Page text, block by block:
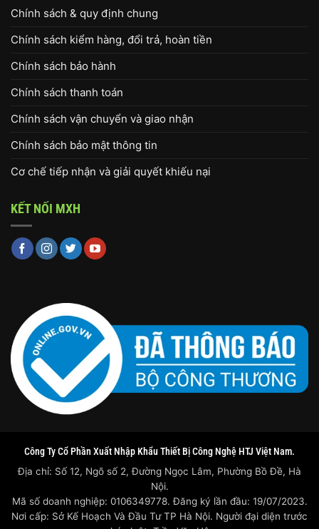
Chính sách & quy định chung
Chính sách kiểm hàng, đổi trả, hoàn tiền
Chính sách bảo hành
Chính sách thanh toán
Chính sách vận chuyển và giao nhận
Chính sách bảo mật thông tin
Cơ chế tiếp nhận và giải quyết khiếu nại
KẾT NỐI MXH
Công Ty Cổ Phần Xuất Nhập Khẩu Thiết Bị Công Nghệ HTJ Việt Nam.
Địa chỉ: Số 12, Ngõ số 2, Đường Ngọc Lâm, Phường Bồ Đề, Hà
Nội.
Mã số doanh nghiệp: 0106349778. Đăng ký lần đầu: 19/07/2023.
Nơi cấp: Sở Kế Hoạch Và Đầu Tư TP Hà Nội. Người đại diện trước